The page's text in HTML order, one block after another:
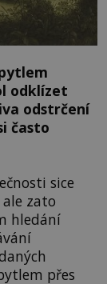
odklízet
odstrčení
často
sice
zato
hledání
přes